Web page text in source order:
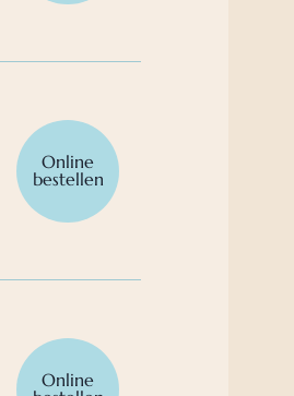
Online
bestellen
Online